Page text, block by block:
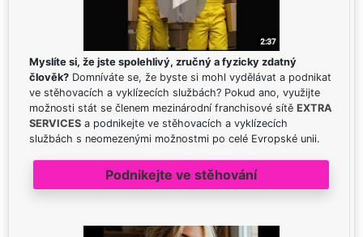
Myslíte si, že jste spolehlivý, zručný a fyzicky zdatný
člověk? Domníváte se, že byste si mohl vydělávat a podnikat
ve stěhovacích a vyklízecích službách? Pokud ano, využijte
možnosti stát se členem mezinárodní franchisové sítě EXTRA
SERVICES a podnikejte ve stěhovacích a vyklízecích
službách s neomezenými možnostmi po celé Evropské unii.
Podnikejte ve stěhování